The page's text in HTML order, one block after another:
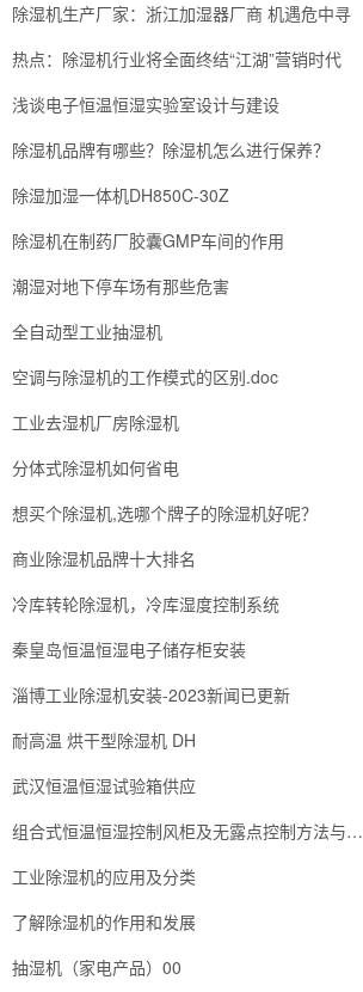
除湿机生产厂家：浙江加湿器厂商 机遇危中寻
热点：除湿机行业将全面终结“江湖”营销时代
浅谈电子恒温恒湿实验室设计与建设
除湿机品牌有哪些？除湿机怎么进行保养？
除湿加湿一体机DH850C-30Z
除湿机在制药厂胶囊GMP车间的作用
潮湿对地下停车场有那些危害
全自动型工业抽湿机
空调与除湿机的工作模式的区别.doc
工业去湿机厂房除湿机
分体式除湿机如何省电
想买个除湿机,选哪个牌子的除湿机好呢？
商业除湿机品牌十大排名
冷库转轮除湿机，冷库湿度控制系统
秦皇岛恒温恒湿电子储存柜安装
淄博工业除湿机安装-2023新闻已更新
耐高温 烘干型除湿机 DH
武汉恒温恒湿试验箱供应
组合式恒温恒湿控制风柜及无露点控制方法与流程
工业除湿机的应用及分类
了解除湿机的作用和发展
抽湿机（家电产品）00